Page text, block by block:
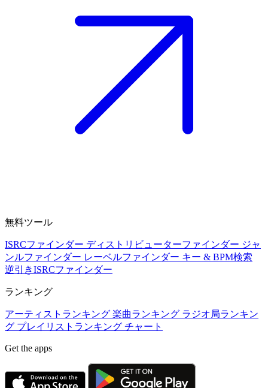
無料ツール
ISRCファインダー ディストリビューターファインダー ジャ
ンルファインダー レーベルファインダー キー & BPM検索
逆引きISRCファインダー
ランキング
アーティストランキング 楽曲ランキング ラジオ局ランキン
グ プレイリストランキング チャート
Get the apps